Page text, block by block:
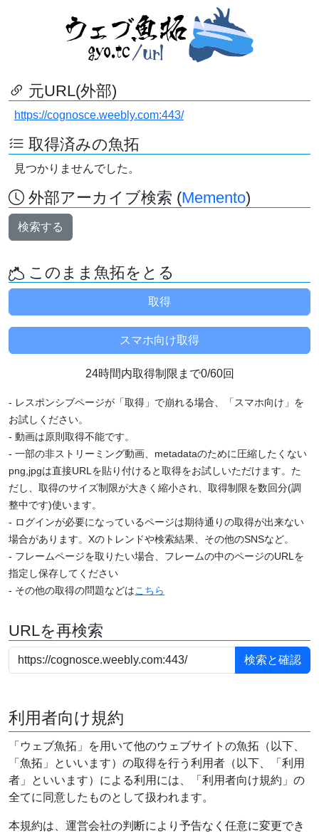
元URL(外部)
https://cognosce.weebly.com:443/
取得済みの魚拓
見つかりませんでした。
外部アーカイブ検索 (Memento)
検索する
このまま魚拓をとる
24時間内取得制限まで0/60回
- レスポンシブページが「取得」で崩れる場合、「スマホ向け」を
お試しください。
- 動画は原則取得不能です。
- 一部の非ストリーミング動画、metadataのために圧縮したくない
png,jpgは直接URLを貼り付けると取得をお試しいただけます。た
だし、取得のサイズ制限が大きく縮小され、取得制限を数回分(調
整中です)使います。
- ログインが必要になっているページは期待通りの取得が出来ない
場合があります。Xのトレンドや検索結果、その他のSNSなど。
- フレームページを取りたい場合、フレームの中のページのURLを
指定し保存してください
- その他の取得の問題などはこちら
URLを再検索
利用者向け規約
「ウェブ魚拓」を用いて他のウェブサイトの魚拓（以下、
「魚拓」といいます）の取得を行う利用者（以下、「利用
者」といいます）による利用には、「利用者向け規約」の
全てに同意したものとして扱われます。
本規約は、運営会社の判断により予告なく任意に変更でき